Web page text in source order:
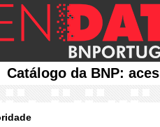
Catálogo da BNP: